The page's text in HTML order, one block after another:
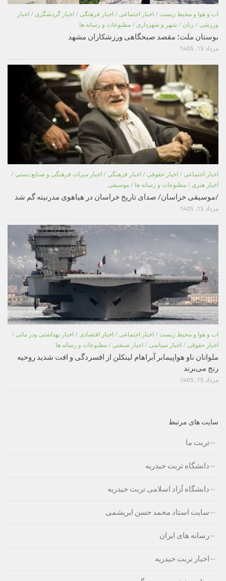
اب و هوا و محیط زیست / اخبار اجتماعی / اخبار فرهنگی / اخبار گردشگری / اخبار
ورزشی / زنان / شهر و شهرداری / مطبوعات و رسانه ها
بوستان ملت؛ مقصد صبحگاهی ورزشکاران مشهد
مرداد 15, 1405
اخبار اجتماعی / اخبار حقوقی / اخبار فرهنگی / اخبار میراث فرهنگی و صنایع دستی /
اخبار هنری / مطبوعات و رسانه ها / موسیقی
/موسیقی خراسان/ صدای تاریخ خراسان در هیاهوی مدرنیته گم شد
مرداد 15, 1405
اب و هوا و محیط زیست / اخبار اجتماعی / اخبار اقتصادی / اخبار بهداشتی ودر مانی /
اخبار حقوقی / اخبار سیاسی / اخبار صنعتی / مطبوعات و رسانه ها
ملوانان ناو هواپیمابر آبراهام لینکلن از افسردگی و افت شدید روحیه
رنج می‌برند
مرداد 15, 1405
سایت های مرتبط
تربت ما
دانشگاه تربت حیدریه
دانشگاه آزاد اسلامی تربت حیدریه
سایت استاد محمد حسن ابریشمی
رسانه های ایران
اخبار تربت حیدریه